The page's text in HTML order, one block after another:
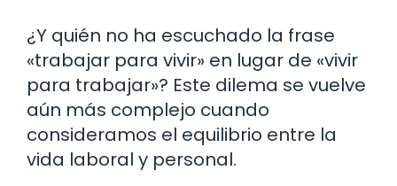
¿Y quién no ha escuchado la frase
«trabajar para vivir» en lugar de «vivir
para trabajar»? Este dilema se vuelve
aún más complejo cuando
consideramos el equilibrio entre la
vida laboral y personal.